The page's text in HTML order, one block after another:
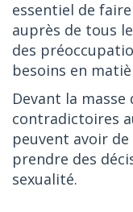
essentiel de
auprès de tous
des
besoins en
Devant la
contradictoires
peuvent avoir
prendre des
sexualité.